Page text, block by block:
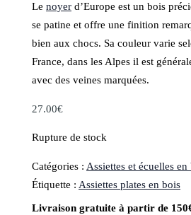
Lenoyer d’Europe est un bois
se patine et offre une finition
bien aux chocs. Sa couleur varie
France, dans les Alpes il est
avec des veines marquées.
27.00€
Rupture de stock
Catégories : Assiettes et écuelles en
Étiquette : Assiettes plates en bois
Livraison gratuite à partir de